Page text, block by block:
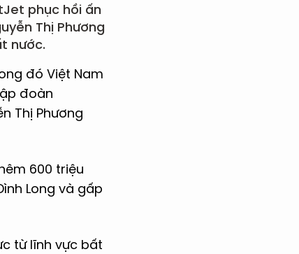
phục hồi ấn
Thị Phương
nước.
đó Việt Nam
đoàn
Thị Phương
600 triệu
Long và gấp
từ lĩnh vực bất